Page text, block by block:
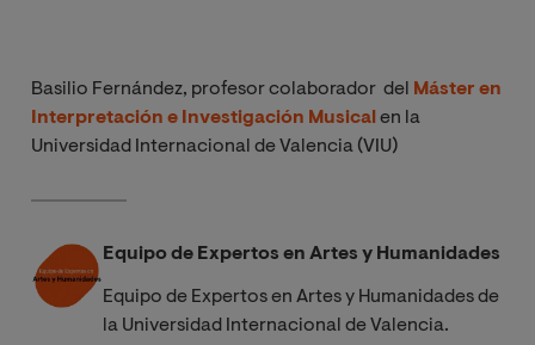
Basilio Fernández, profesor colaborador del
Máster en
Interpretación e Investigación Musical en la
Universidad Internacional de Valencia (VIU)
Equipo de Expertos en Artes y Humanidades
Equipo de Expertos en Artes y Humanidades de
la Universidad Internacional de Valencia.